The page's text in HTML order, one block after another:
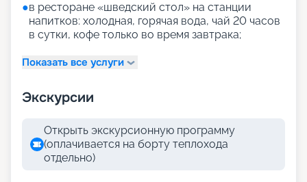
●в ресторане «шведский стол» на станции
напитков: холодная, горячая вода, чай 20 часов
в сутки, кофе только во время завтрака;
Показать все услуги
Экскурсии
Открыть экскурсионную программу
(оплачивается на борту теплохода
отдельно)